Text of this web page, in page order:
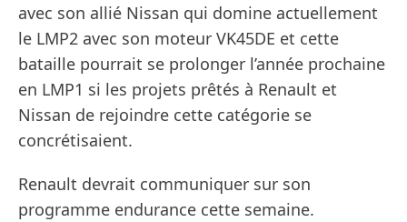
avec son allié Nissan qui domine actuellement
le LMP2 avec son moteur VK45DE et cette
bataille pourrait se prolonger l’année prochaine
en LMP1 si les projets prêtés à Renault et
Nissan de rejoindre cette catégorie se
concrétisaient.
Renault devrait communiquer sur son
programme endurance cette semaine.